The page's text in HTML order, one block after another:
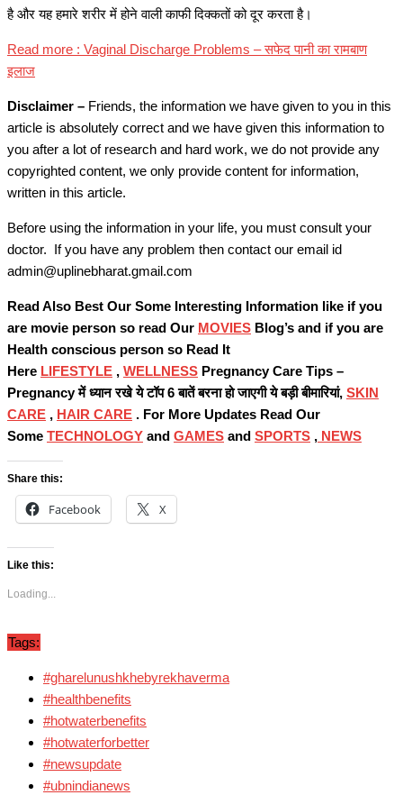
है और यह हमारे शरीर में होने वाली काफी दिक्कतों को दूर करता है।
Read more : Vaginal Discharge Problems – सफेद पानी का रामबाण
इलाज
Disclaimer – Friends, the information we have given to you in this
article is absolutely correct and we have given this information to
you after a lot of research and hard work, we do not provide any
copyrighted content, we only provide content for information,
written in this article.
Before using the information in your life, you must consult your
doctor. If you have any problem then contact our email id
admin@uplinebharat.gmail.com
Read Also Best Our Some Interesting Information like if you
are movie person so read Our MOVIES Blog’s and if you are
Health conscious person so Read It
Here LIFESTYLE , WELLNESS Pregnancy Care Tips –
Pregnancy में ध्यान रखे ये टॉप 6 बातें बरना हो जाएगी ये बड़ी बीमारियां, SKIN
CARE , HAIR CARE . For More Updates Read Our
Some TECHNOLOGY and GAMES and SPORTS , NEWS
Share this:
Facebook X
Like this:
Loading...
Tags:
#gharelunushkhebyrekhaverma
#healthbenefits
#hotwaterbenefits
#hotwaterforbetter
#newsupdate
#ubnindianews